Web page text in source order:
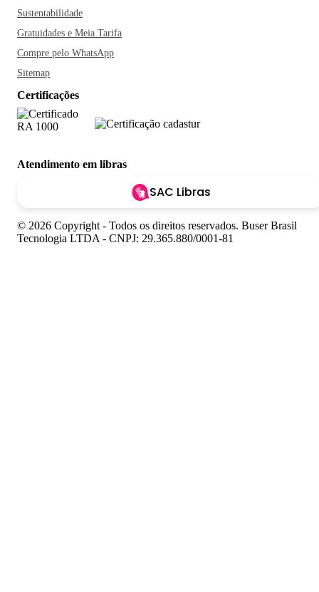
Sustentabilidade
Gratuidades e Meia Tarifa
Compre pelo WhatsApp
Sitemap
Certificações
Atendimento em libras
SAC Libras
© 2026 Copyright - Todos os direitos reservados. Buser Brasil
Tecnologia LTDA - CNPJ: 29.365.880/0001-81